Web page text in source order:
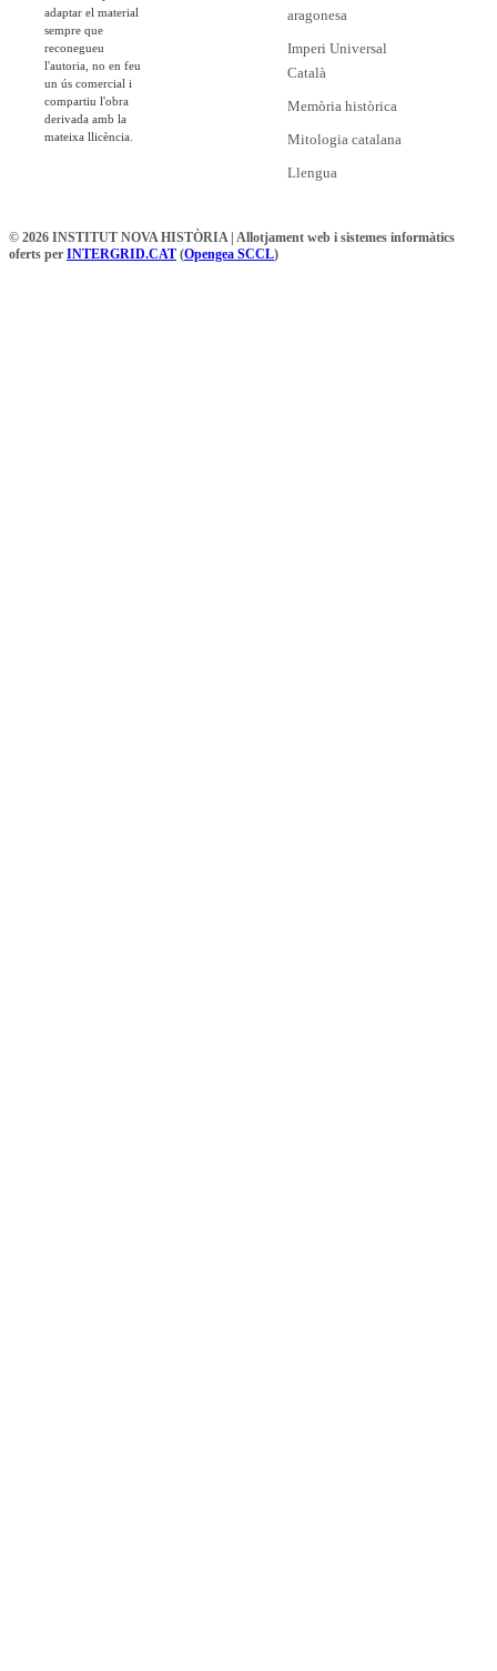
adaptar el material
sempre que
reconegueu
l'autoria, no en feu
un ús comercial i
compartiu l'obra
derivada amb la
mateixa llicència.
aragonesa
Imperi Universal
Català
Memòria històrica
Mitologia catalana
Llengua
© 2026 INSTITUT NOVA HISTÒRIA | Allotjament web i sistemes informàtics
oferts per INTERGRID.CAT (Opengea SCCL)